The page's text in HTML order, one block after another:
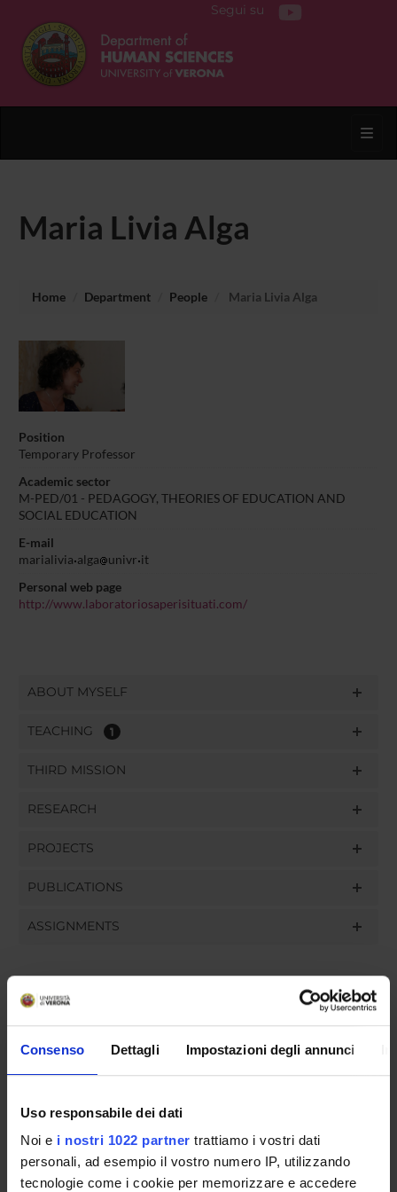
Consenso Dettagli Impostazioni degli annunci
Uso responsabile dei dati
Noi e i nostri 1022 partner trattiamo i vostri dati
personali, ad esempio il vostro numero IP, utilizzando
tecnologie come i cookie per memorizzare e accedere
Segui su
Maria Livia Alga
Home Department People Maria Livia Alga
Position
Temporary Professor
Academic sector
M-PED/01 - PEDAGOGY, THEORIES OF EDUCATION AND
SOCIAL EDUCATION
E-mail
marialivia alga univr it
Personal web page
http://www.laboratoriosaperisituati.com/
ABOUT MYSELF
TEACHING 1
THIRD MISSION
RESEARCH
PROJECTS
PUBLICATIONS
ASSIGNMENTS
ORGANISATION
DEPARTMENT ADMINISTRATION OFFICES
STUDENT ADMINISTRATION OFFICES